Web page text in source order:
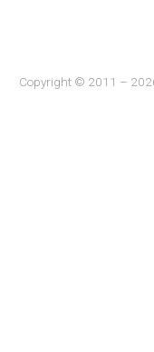
Copyright © 2011 –